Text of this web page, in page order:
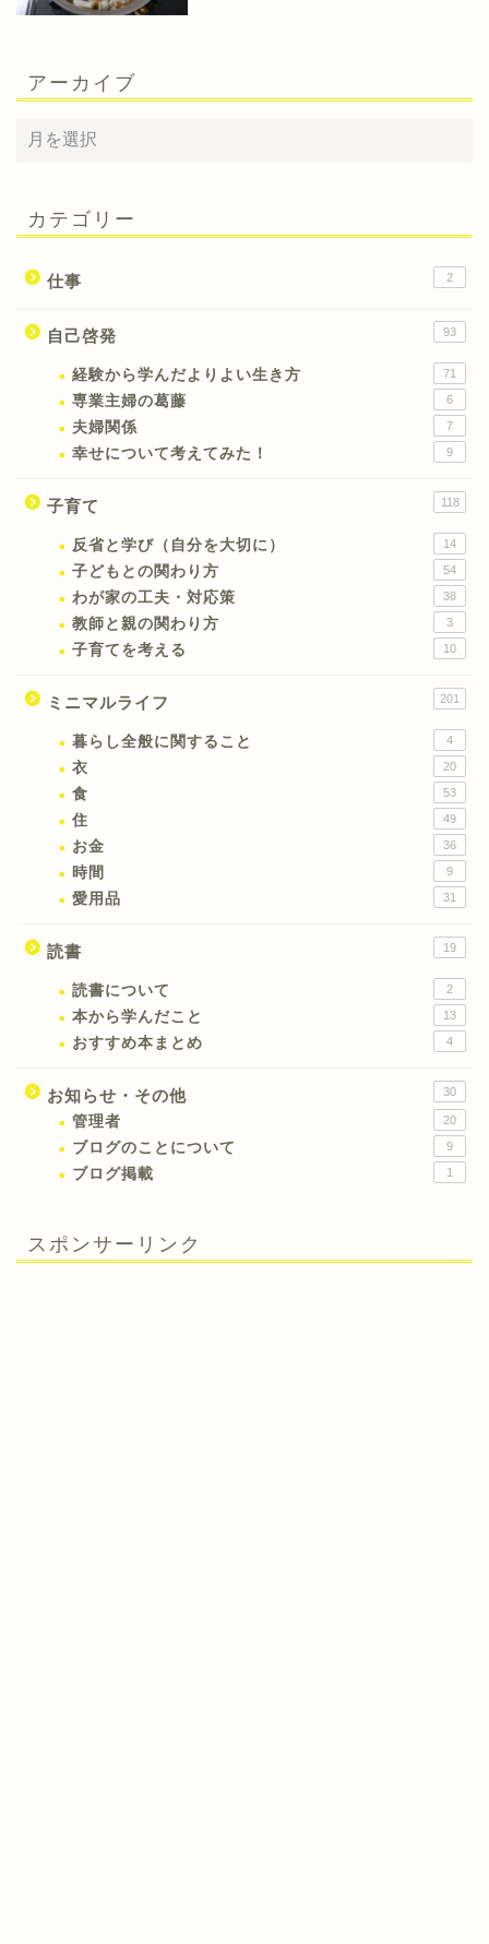
アーカイブ
カテゴリー
仕事 2
自己啓発 93
経験から学んだよりよい生き方 71
専業主婦の葛藤 6
夫婦関係 7
幸せについて考えてみた！ 9
子育て 118
反省と学び（自分を大切に） 14
子どもとの関わり方 54
わが家の工夫・対応策 38
教師と親の関わり方 3
子育てを考える 10
ミニマルライフ 201
暮らし全般に関すること 4
衣 20
食 53
住 49
お金 36
時間 9
愛用品 31
読書 19
読書について 2
本から学んだこと 13
おすすめ本まとめ 4
お知らせ・その他 30
管理者 20
ブログのことについて 9
ブログ掲載 1
スポンサーリンク